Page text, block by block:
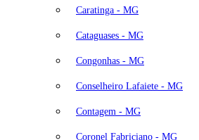
Caratinga - MG
Cataguases - MG
Congonhas - MG
Conselheiro Lafaiete - MG
Contagem - MG
Coronel Fabriciano - MG